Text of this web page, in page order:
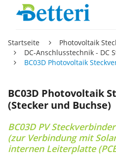
Startseite
Photovoltaik
DC-Anschlusstechnik - DC
BC03D Photovoltaik
BC03D Photovoltaik
(Stecker und Buchse)
BC03D PV Steckverbinder
(zur Verbindung mit
internen Leiterplatte